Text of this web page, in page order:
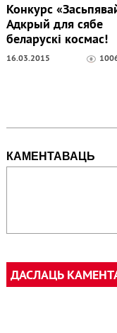
Конкурс
Адкрый для сябе
беларускі космас!
16.03.2015
КАМЕНТАВАЦЬ
ДАСЛАЦЬ